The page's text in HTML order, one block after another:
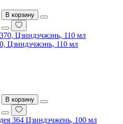
В корзину
Цзиндэчжэнь, 110 мл
В корзину